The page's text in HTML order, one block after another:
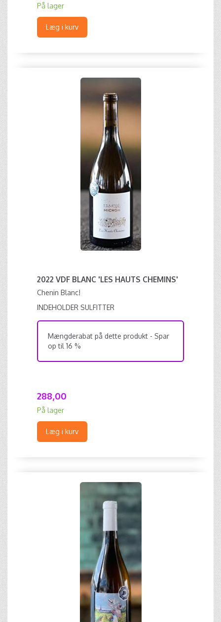
På lager
Læg i kurv
2022 VDF BLANC 'LES HAUTS CHEMINS'
Chenin Blanc!
INDEHOLDER SULFITTER
Mængderabat på dette produkt - Spar
op til 16 %
288,00
På lager
Læg i kurv